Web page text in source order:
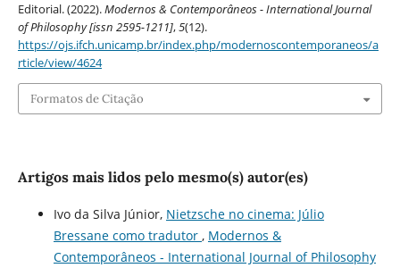
Editorial. (2022).Modernos & Contemporâneos - International Journal
of Philosophy [issn 2595-1211],5(12).
https://ojs.ifch.unicamp.br/index.php/modernoscontemporaneos/a
rticle/view/4624
Formatos de Citação
Artigos mais lidos pelo mesmo(s) autor(es)
Ivo da Silva Júnior, Nietzsche no cinema: Júlio
Bressane como tradutor , Modernos &
Contemporâneos - International Journal of Philosophy